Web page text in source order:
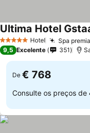
5 Estrelas Hotel Spa
Ultima Hotel
9,5 Excelente 351
De € 768
Consulte os preços de